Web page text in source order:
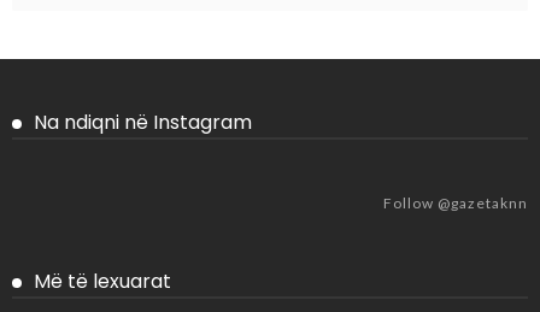
Na ndiqni në Instagram
Follow @gazetaknn
Më të lexuarat